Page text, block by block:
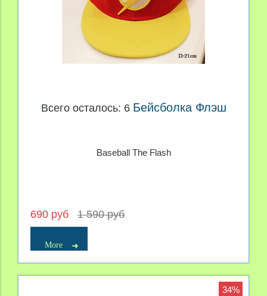
Всего осталось: 6 Бейсболка Флэш
Baseball The Flash
690 руб 1 590 руб
More
34%